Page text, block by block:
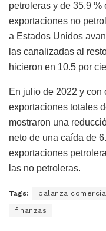
petroleras y de 35.9
exportaciones no
a Estados Unidos
las canalizadas al
hicieron en 10.5 por
En julio de 2022 y
exportaciones totales
mostraron una
neto de una caída de
exportaciones
las no petroleras.
Tags: balanza
finanzas